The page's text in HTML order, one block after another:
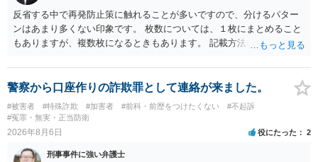
反省する中で再発防止策に触れることが多いですので、分けるパター
ンはあまり多くない印象です。 枚数については、１枚にまとめること
もありますが、複数枚になるときもあります。 記載方法については、
います。 したがいまして、いずれも良いかと考えます。
警察から口座作りの詐欺罪として連絡が来ました。
#被害者 #特殊詐欺 #加害者 #前科・前歴をつけたくない
#不起訴
#冤罪・無実・正当防衛
2026年8月6日 役にたった 2
刑事事件に強い弁護士